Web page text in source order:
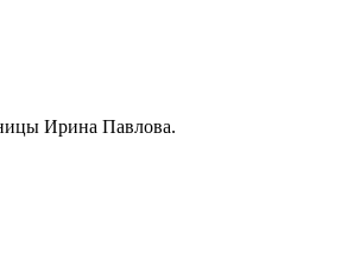
Ирина Павлова.